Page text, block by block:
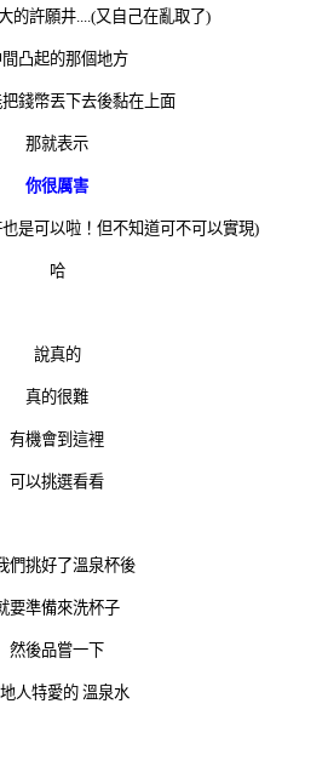
的許願井....(又自己在亂取了)
間凸起的那個地方
錢幣丟下去後黏在上面
那就表示
你很厲害
是可以啦！但不知道可不可以實現)
哈
說真的
真的很難
有機會到這裡
可以挑選看看
們挑好了溫泉杯後
要準備來洗杯子
然後品嘗一下
人特愛的 溫泉水